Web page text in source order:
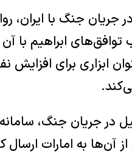
جنگ با ایران،
و اسرائیل — که در سال ۲۰۲۰ در چارچوب توافق‌های
ابزاری برای افزایش
در جریان جنگ،
آن‌ها به امارات ارسال